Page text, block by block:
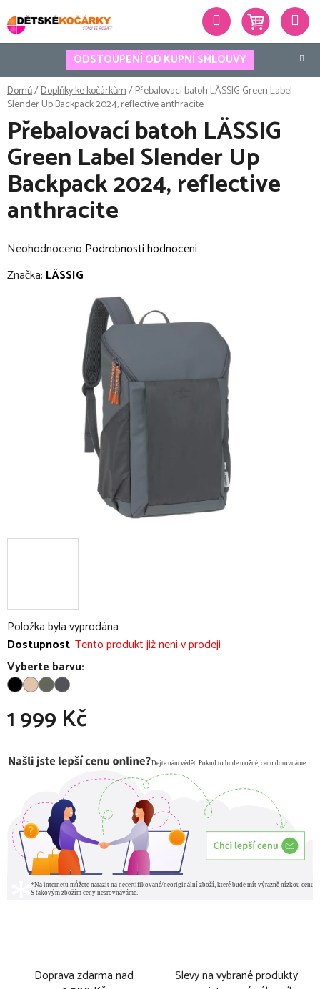
na
obsah
ODSTOUPENÍ OD KUPNÍ SMLOUVY
Hledat
Domů/Doplňky ke kočárkům/Přebalovací batoh LÄSSIG Green Label
Slender Up Backpack 2024, reflective anthracite
Položka byla vyprodána…
Dostupnost Tento produkt již není v prodeji
Vyberte barvu:
1 999 Kč
Doprava zdarma nad
Slevy na vybrané produkty
Přebalovací batoh LÄSSIG
Green Label Slender Up
Backpack 2024, reflective
anthracite
Průměrné
hodnocení
Neohodnoceno Podrobnosti hodnocení
Značka: LÄSSIG